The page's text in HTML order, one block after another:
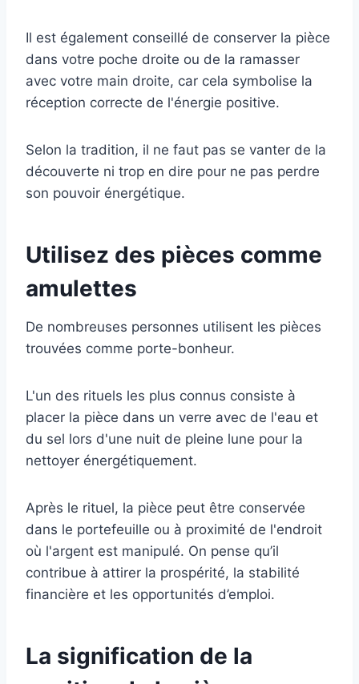
Il est également conseillé de conserver la pièce
dans votre poche droite ou de la ramasser
avec votre main droite, car cela symbolise la
réception correcte de l'énergie positive.
Selon la tradition, il ne faut pas se vanter de la
découverte ni trop en dire pour ne pas perdre
son pouvoir énergétique.
Utilisez des pièces comme
amulettes
De nombreuses personnes utilisent les pièces
trouvées comme porte-bonheur.
L'un des rituels les plus connus consiste à
placer la pièce dans un verre avec de l'eau et
du sel lors d'une nuit de pleine lune pour la
nettoyer énergétiquement.
Après le rituel, la pièce peut être conservée
dans le portefeuille ou à proximité de l'endroit
où l'argent est manipulé. On pense qu’il
contribue à attirer la prospérité, la stabilité
financière et les opportunités d’emploi.
La signification de la